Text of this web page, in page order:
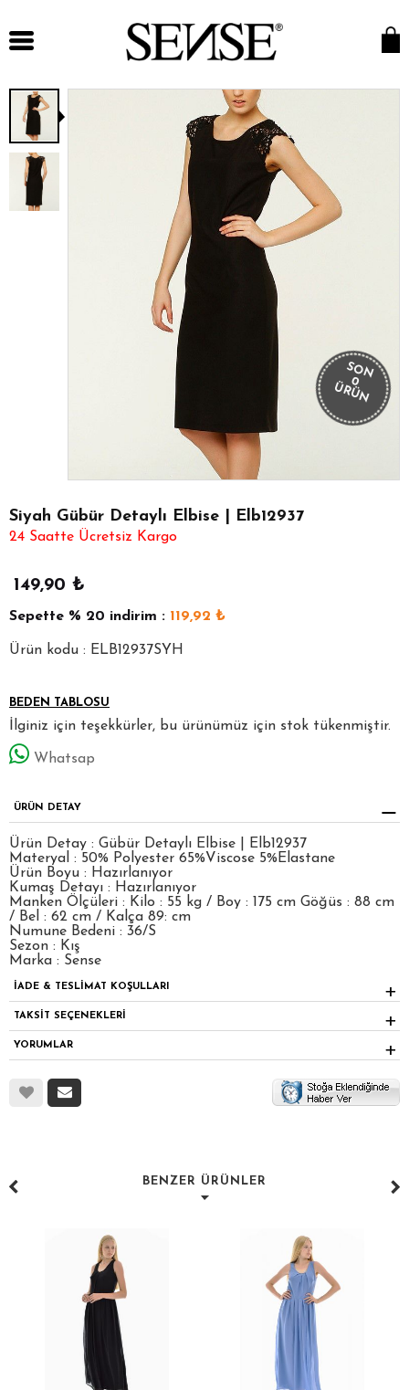
SON
0
ÜRÜN
Siyah Gübür Detaylı Elbise | Elb12937
24 Saatte Ücretsiz Kargo
149,90 ₺
Sepette % 20 indirim : 119,92 ₺
Ürün kodu : ELB12937SYH
BEDEN TABLOSU
İlginiz için teşekkürler, bu ürünümüz için stok tükenmiştir.
Whatsap
ÜRÜN DETAY
Ürün Detay : Gübür Detaylı Elbise | Elb12937
Materyal : 50% Polyester 65%Viscose 5%Elastane
Ürün Boyu : Hazırlanıyor
Kumaş Detayı : Hazırlanıyor
Manken Ölçüleri : Kilo : 55 kg / Boy : 175 cm Göğüs : 88 cm
/ Bel : 62 cm / Kalça 89: cm
Numune Bedeni : 36/S
Sezon : Kış
Marka : Sense
İADE & TESLİMAT KOŞULLARI
TAKSİT SEÇENEKLERİ
YORUMLAR
BENZER ÜRÜNLER